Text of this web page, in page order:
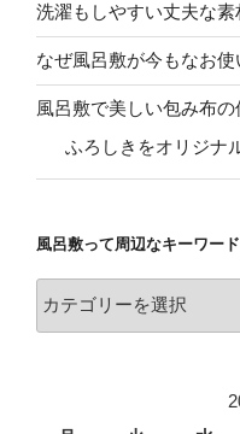
洗濯もしやすい丈夫な素
なぜ風呂敷が今もなお
風呂敷で美しい包み布
ふろしきをオリジナ
風呂敷って周辺なキーワード
呂